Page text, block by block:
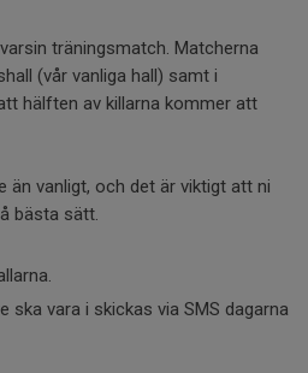
träningsmatch. Matcherna
(vår vanliga hall) samt i
hälften av killarna kommer att
än vanligt, och det är viktigt att ni
bästa sätt.
vara i skickas via SMS dagarna